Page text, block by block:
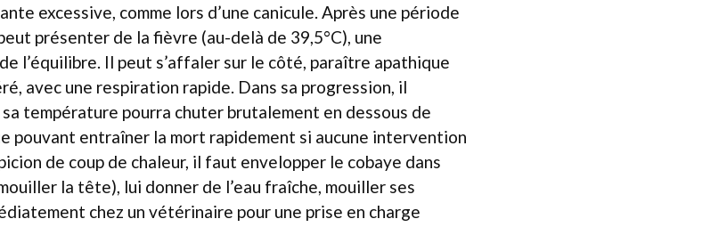
excessive, comme lors d’une canicule. Après une période
présenter de la fièvre (au-delà de 39,5°C), une
l’équilibre. Il peut s’affaler sur le côté, paraître apathique
avec une respiration rapide. Dans sa progression, il
température pourra chuter brutalement en dessous de
pouvant entraîner la mort rapidement si aucune intervention
de coup de chaleur, il faut envelopper le cobaye dans
la tête), lui donner de l’eau fraîche, mouiller ses
chez un vétérinaire pour une prise en charge